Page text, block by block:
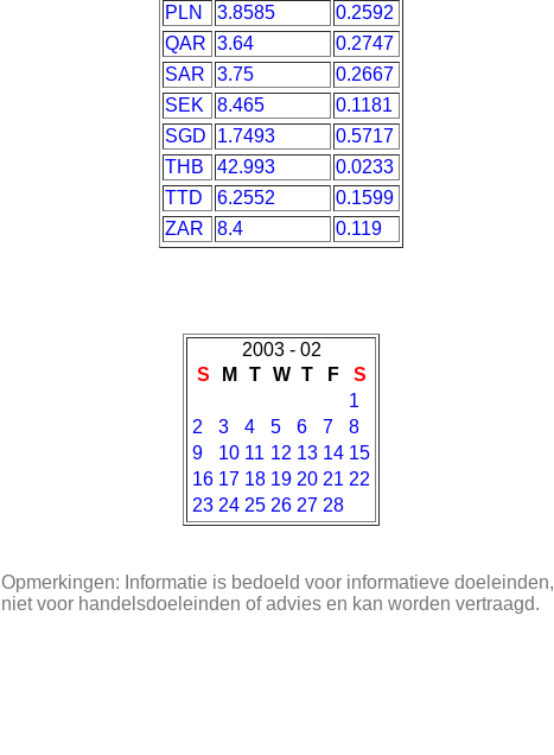
PLN
3.8585
0.2592
QAR 3.64
0.2747
SAR
3.75
0.2667
SEK
8.465
0.1181
SGD
1.7493
0.5717
THB
42.993
0.0233
TTD
6.2552
0.1599
ZAR
8.4 0.119
2003 - 02
S
M T W T F
S
1
2
3 4 5 6 7
8
9
10 11 12 13 14 15
16 17 18 19 20 21 22
23 24 25 26 27 28
Opmerkingen: Informatie is bedoeld voor informatieve doeleinden,
niet voor handelsdoeleinden of advies en kan worden vertraagd.